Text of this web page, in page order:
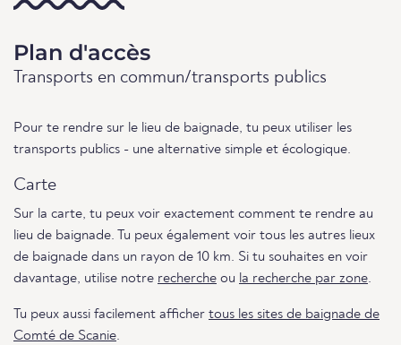
Plan d'accès
Transports en commun/transports publics
Pour te rendre sur le lieu de baignade, tu peux utiliser les
transports publics - une alternative simple et écologique.
Carte
Sur la carte, tu peux voir exactement comment te rendre au
lieu de baignade. Tu peux également voir tous les autres lieux
de baignade dans un rayon de 10 km. Si tu souhaites en voir
davantage, utilise notre recherche ou la recherche par zone.
Tu peux aussi facilement afficher tous les sites de baignade de
Comté de Scanie.